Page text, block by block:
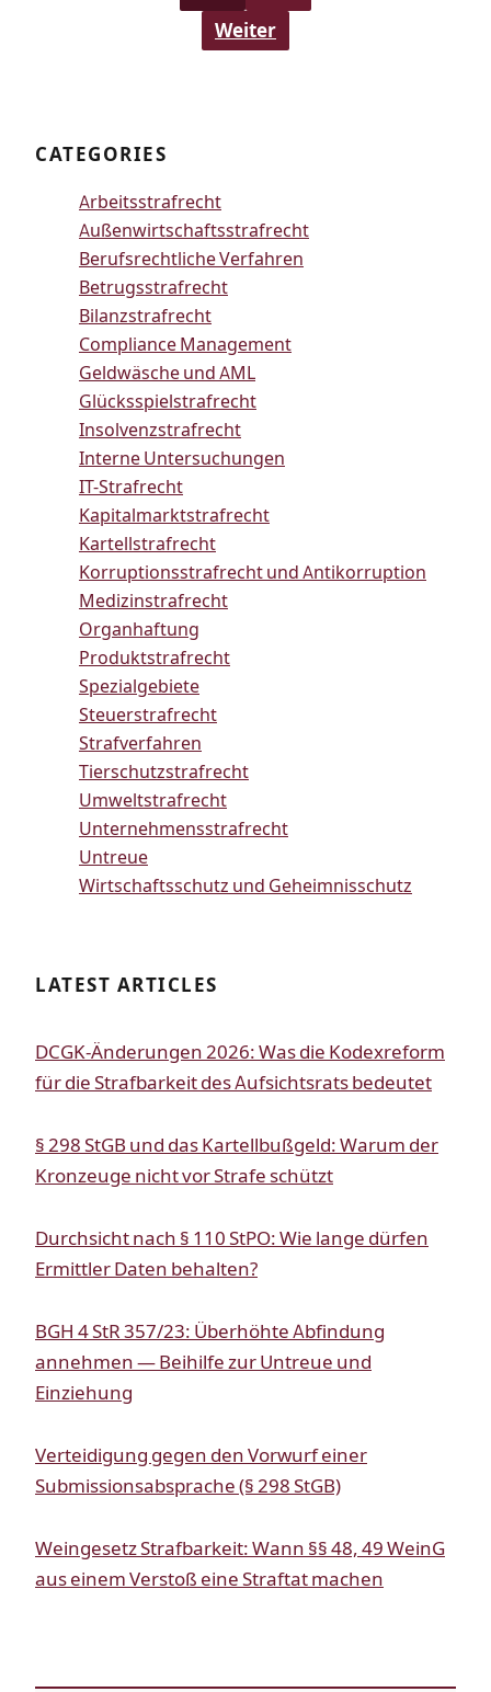
Weiter
CATEGORIES
Arbeitsstrafrecht
Außenwirtschaftsstrafrecht
Berufsrechtliche Verfahren
Betrugsstrafrecht
Bilanzstrafrecht
Compliance Management
Geldwäsche und AML
Glücksspielstrafrecht
Insolvenzstrafrecht
Interne Untersuchungen
IT-Strafrecht
Kapitalmarktstrafrecht
Kartellstrafrecht
Korruptionsstrafrecht und Antikorruption
Medizinstrafrecht
Organhaftung
Produktstrafrecht
Spezialgebiete
Steuerstrafrecht
Strafverfahren
Tierschutzstrafrecht
Umweltstrafrecht
Unternehmensstrafrecht
Untreue
Wirtschaftsschutz und Geheimnisschutz
LATEST ARTICLES
DCGK-Änderungen 2026: Was die Kodexreform
für die Strafbarkeit des Aufsichtsrats bedeutet
§ 298 StGB und das Kartellbußgeld: Warum der
Kronzeuge nicht vor Strafe schützt
Durchsicht nach § 110 StPO: Wie lange dürfen
Ermittler Daten behalten?
BGH 4 StR 357/23: Überhöhte Abfindung
annehmen — Beihilfe zur Untreue und
Einziehung
Verteidigung gegen den Vorwurf einer
Submissionsabsprache (§ 298 StGB)
Weingesetz Strafbarkeit: Wann §§ 48, 49 WeinG
aus einem Verstoß eine Straftat machen